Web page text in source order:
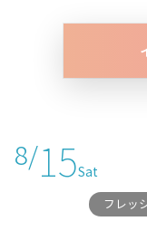
8/15Sat
フレッ